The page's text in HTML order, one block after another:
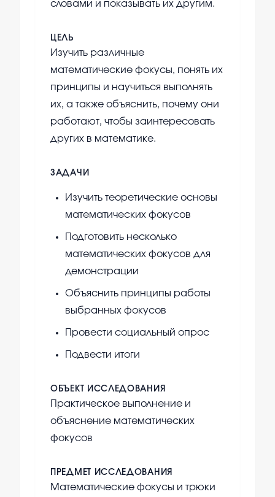
словами и показывать их другим.
ЦЕЛЬ
Изучить различные
математические фокусы, понять их
принципы и научиться выполнять
их, а также объяснить, почему они
работают, чтобы заинтересовать
других в математике.
ЗАДАЧИ
Изучить теоретические основы
математических фокусов
Подготовить несколько
математических фокусов для
демонстрации
Объяснить принципы работы
выбранных фокусов
Провести социальный опрос
Подвести итоги
ОБЪЕКТ ИССЛЕДОВАНИЯ
Практическое выполнение и
объяснение математических
фокусов
ПРЕДМЕТ ИССЛЕДОВАНИЯ
Математические фокусы и трюки